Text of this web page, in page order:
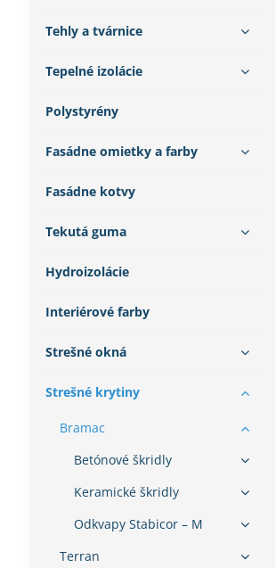
Tehly a tvárnice
Tepelné izolácie
Polystyrény
Fasádne omietky a farby
Fasádne kotvy
Tekutá guma
Hydroizolácie
Interiérové farby
Strešné okná
Strešné krytiny
Bramac
Betónové škridly
Keramické škridly
Odkvapy Stabicor – M
Terran